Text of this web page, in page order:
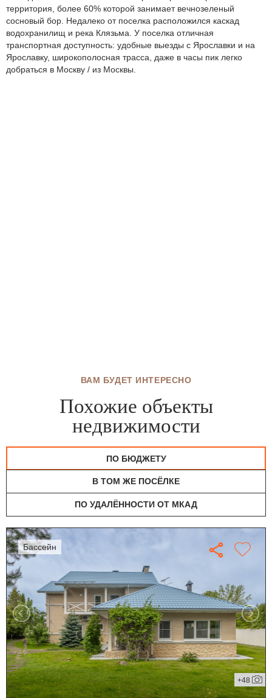
территория, более 60% которой занимает вечнозеленый
сосновый бор. Недалеко от поселка расположился каскад
водохранилищ и река Клязьма. У поселка отличная
транспортная доступность: удобные выезды с Ярославки и на
Ярославку, широкополосная трасса, даже в часы пик легко
добраться в Москву / из Москвы.
ВАМ БУДЕТ ИНТЕРЕСНО
Похожие объекты
недвижимости
ПО БЮДЖЕТУ
В ТОМ ЖЕ ПОСЁЛКЕ
ПО УДАЛЁННОСТИ ОТ МКАД
бассейн
+48